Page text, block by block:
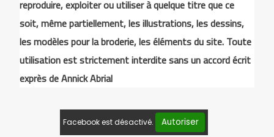
reproduire, exploiter ou utiliser à quelque titre que ce
soit, même partiellement, les illustrations, les dessins,
les modèles pour la broderie, les éléments du site. Toute
utilisation est strictement interdite sans un accord écrit
exprès de Annick Abrial
Facebook est désactivé. Autoriser